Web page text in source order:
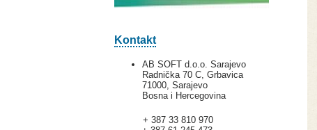
Kontakt
AB SOFT d.o.o. Sarajevo
Radnička 70 C, Grbavica
71000, Sarajevo
Bosna i Hercegovina
+ 387 33 810 970